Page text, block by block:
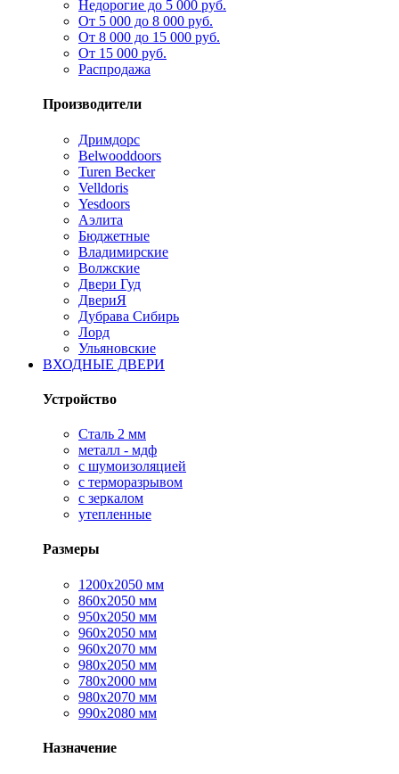
Недорогие до 5 000 руб.
От 5 000 до 8 000 руб.
От 8 000 до 15 000 руб.
От 15 000 руб.
Распродажа
Производители
Дримдорс
Belwooddoors
Turen Becker
Velldoris
Yesdoors
Аэлита
Бюджетные
Владимирские
Волжские
Двери Гуд
ДвериЯ
Дубрава Сибирь
Лорд
Ульяновские
ВХОДНЫЕ ДВЕРИ
Устройство
Сталь 2 мм
металл - мдф
с шумоизоляцией
с терморазрывом
с зеркалом
утепленные
Размеры
1200х2050 мм
860х2050 мм
950х2050 мм
960х2050 мм
960х2070 мм
980х2050 мм
780х2000 мм
980х2070 мм
990х2080 мм
Назначение